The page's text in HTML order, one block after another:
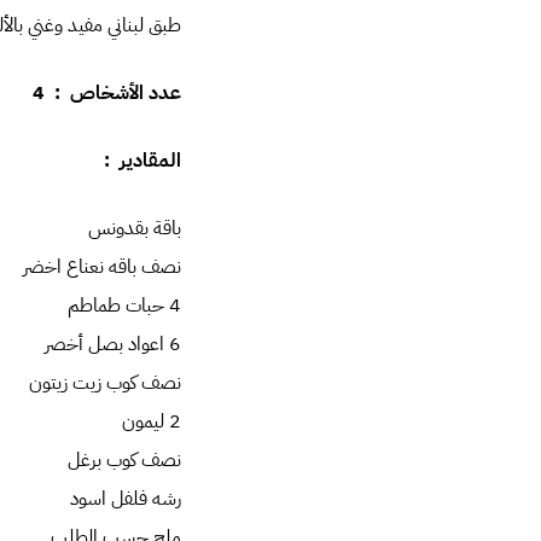
طبق لبناني مفيد وغني
عدد الأشخاص : 4
المقادير :
باقة بقدونس
نصف باقه نعناع اخضر
4 حبات طماطم
6 اعواد بصل أخصر
نصف كوب زيت زيتون
2 ليمون
نصف كوب برغل
رشه فلفل اسود